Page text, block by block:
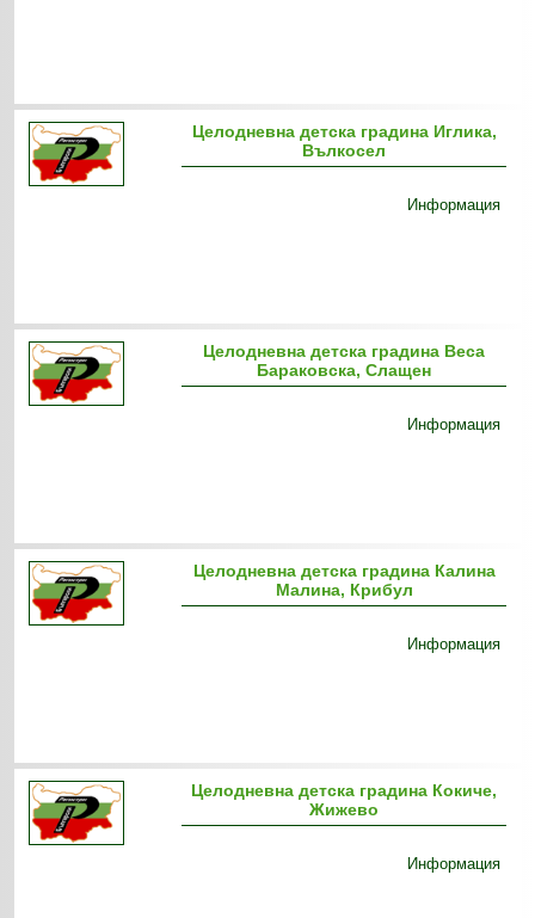
Целодневна детска градина Иглика,
Вълкосел
Информация
Целодневна детска градина Веса
Бараковска, Слащен
Информация
Целодневна детска градина Калина
Малина, Крибул
Информация
Целодневна детска градина Кокиче,
Жижево
Информация